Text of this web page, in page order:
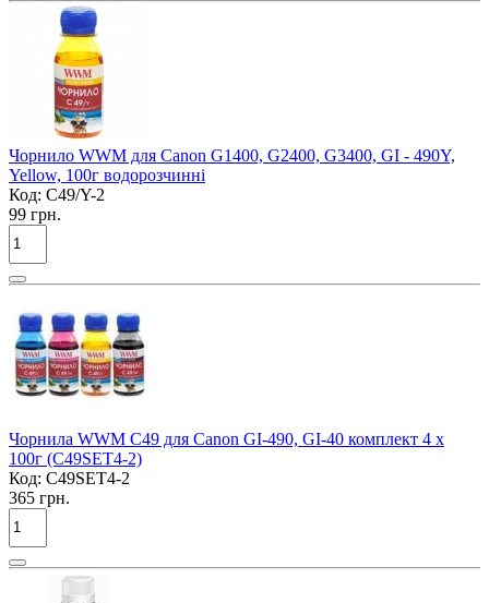
Чорнило WWM для Canon G1400, G2400, G3400, GI - 490Y,
Yellow, 100г водорозчинні
Код: C49/Y-2
99 грн.
Чорнила WWM C49 для Canon GI-490, GI-40 комплект 4 х
100г (C49SET4-2)
Код: C49SET4-2
365 грн.